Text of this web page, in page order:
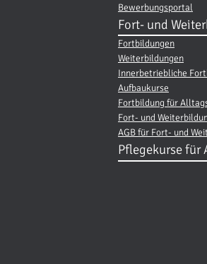
Bewerbungsportal
Fort- und
Fortbildungen
Weiterbildungen
Innerbetriebliche
Aufbaukurse
Fortbildung für
Fort- und
AGB für Fort- und
Pflegekurse für